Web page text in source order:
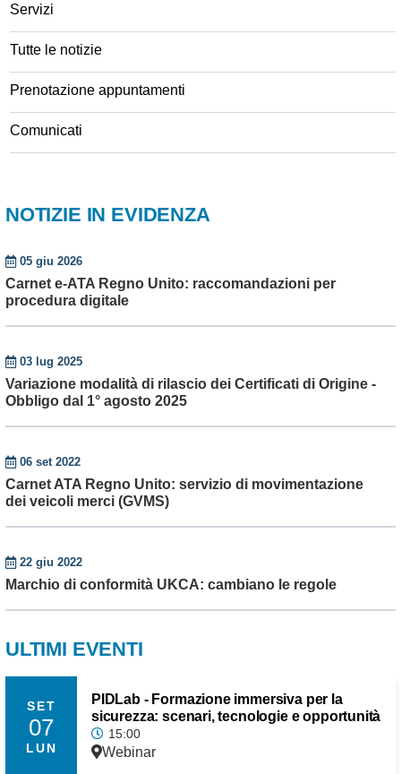
Servizi
Tutte le notizie
Prenotazione appuntamenti
Comunicati
NOTIZIE IN EVIDENZA
05 giu 2026
Carnet e-ATA Regno Unito: raccomandazioni per
procedura digitale
03 lug 2025
Variazione modalità di rilascio dei Certificati di Origine -
Obbligo dal 1° agosto 2025
06 set 2022
Carnet ATA Regno Unito: servizio di movimentazione
dei veicoli merci (GVMS)
22 giu 2022
Marchio di conformità UKCA: cambiano le regole
ULTIMI EVENTI
SET
07
LUN
PIDLab - Formazione immersiva per la
sicurezza: scenari, tecnologie e opportunità
15:00
Webinar